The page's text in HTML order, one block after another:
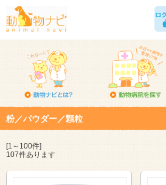
粉／パウダー／顆粒
[1～100件]
107件あります